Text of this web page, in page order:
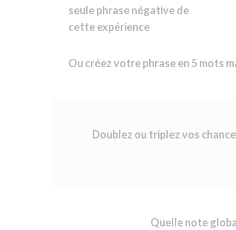
seule phrase négative de
cette expérience
Ou créez votre phrase en 5 mots
Doublez ou triplez vos
Quelle note